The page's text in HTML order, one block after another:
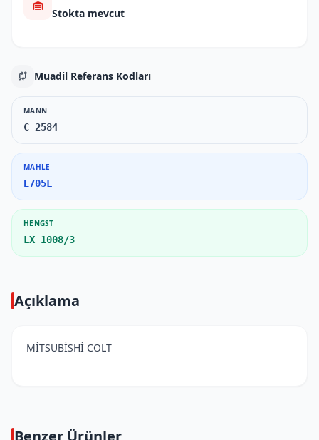
Stokta mevcut
Muadil Referans Kodları
MANN
C 2584
MAHLE
E705L
HENGST
LX 1008/3
Açıklama
MİTSUBİSHİ COLT
Benzer Ürünler